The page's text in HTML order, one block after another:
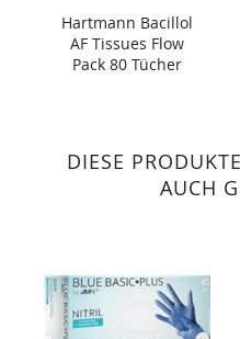
Hartmann Bacillol
AF Tissues Flow
Pack 80 Tücher
DIESE
AUCH